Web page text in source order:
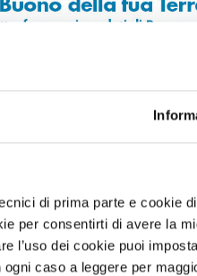
di prima parte e cookie
per consentirti di avere la
l’uso dei cookie puoi
caso a leggere per
CALCIO: Termina con
la nona edizione del
Sirotti